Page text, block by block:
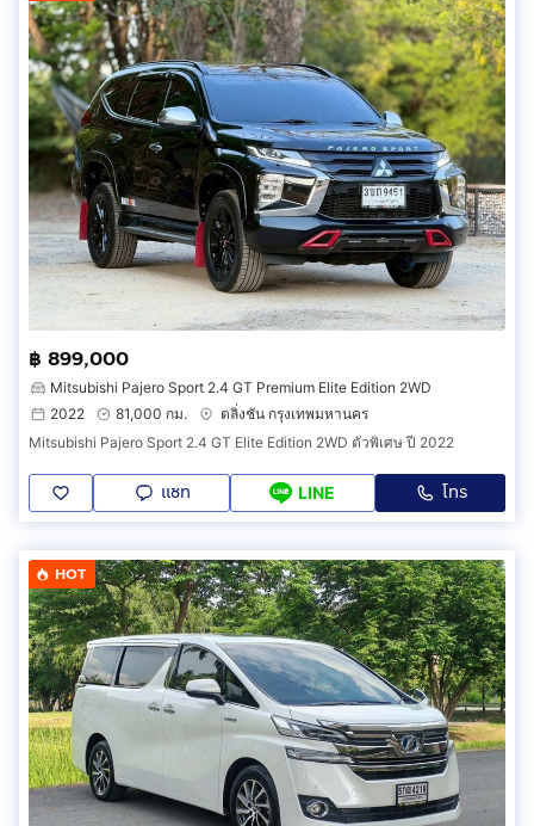
฿ 899,000
Mitsubishi Pajero Sport 2.4 GT Premium Elite Edition 2WD
2022
81,000 กม.
ตลิ่งชัน กรุงเทพมหานคร
Mitsubishi Pajero Sport 2.4 GT Elite Edition 2WD ตัวพิเศษ ปี 2022
แชท LINE โทร
HOT